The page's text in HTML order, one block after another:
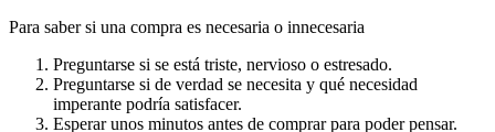
Para saber si una compra es necesaria o innecesaria
Preguntarse si se está triste, nervioso o estresado.
Preguntarse si de verdad se necesita y qué necesidad
imperante podría satisfacer.
Esperar unos minutos antes de comprar para poder pensar.